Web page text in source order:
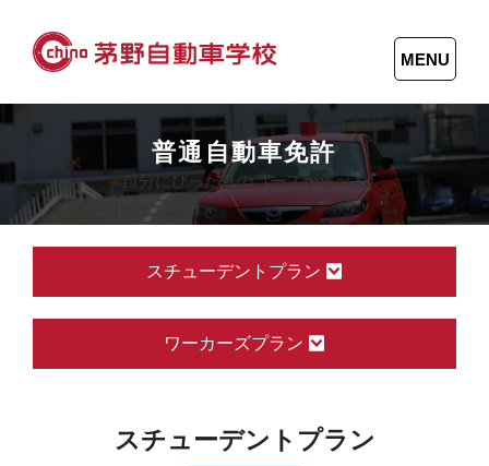
MENU
普通自動車免許
自分にぴったりのコースが選べる
スチューデントプラン
ワーカーズプラン
スチューデントプラン